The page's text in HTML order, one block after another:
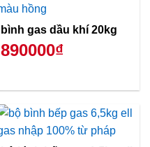
bình gas dầu khí 20kg
890000₫